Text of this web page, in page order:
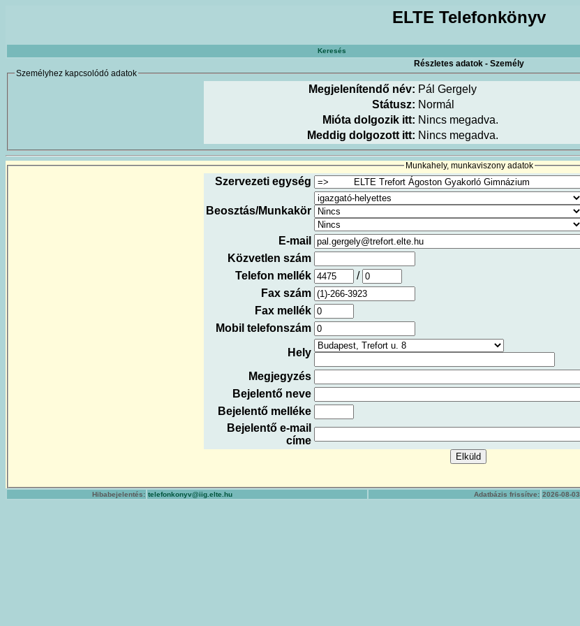
ELTE Telefonkönyv
Keresés
Részletes adatok - Személy
Személyhez kapcsolódó adatok
Megjelenítendő név: Pál Gergely
Státusz: Normál
Mióta dolgozik itt: Nincs megadva.
Meddig dolgozott itt: Nincs megadva.
Munkahely, munkaviszony adatok
Szervezeti egység
Beosztás/Munkakör
E-mail
Közvetlen szám
Telefon mellék
/
Fax szám
Fax mellék
Mobil telefonszám
Hely
Megjegyzés
Bejelentő neve
Bejelentő melléke
Bejelentő e-mail
címe
Hibabejelentés: telefonkonyv@iig.elte.hu Adatbázis frissítve: 2026-08-03